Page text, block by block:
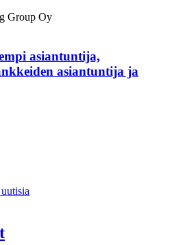
Group Oy
asiantuntija,
asiantuntija ja